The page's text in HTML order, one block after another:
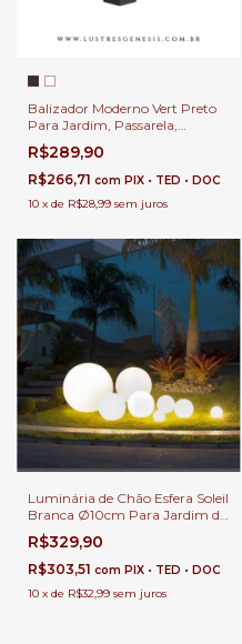
Balizador Moderno Vert Preto
Para Jardim, Passarela,
Corredor, Escada e Área
Externa
R$289,90
R$266,71 com PIX • TED • DOC
10 x de R$28,99 sem juros
Luminária de Chão Esfera Soleil
Branca Ø10cm Para Jardim de
Inverno e Áreas Internas.
R$329,90
R$303,51 com PIX • TED • DOC
10 x de R$32,99 sem juros